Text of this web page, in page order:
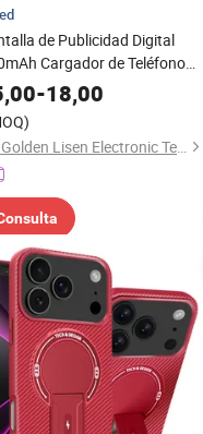
de Publicidad Digital
Cargador de Teléfono
Accesorios para Teléfonos
-18,00
Shenzhen Golden Lisen Electronic Tech. Co., Ltd.